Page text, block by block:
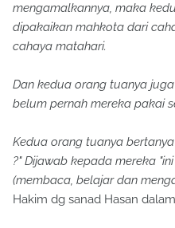
mengamalkannya, maka
dipakaikan mahkota dari
cahaya matahari.
Dan kedua orang tuanya
belum pernah mereka pakai
Kedua orang tuanya
?" Dijawab kepada mereka
(membaca, belajar dan
Hakim dg sanad Hasan